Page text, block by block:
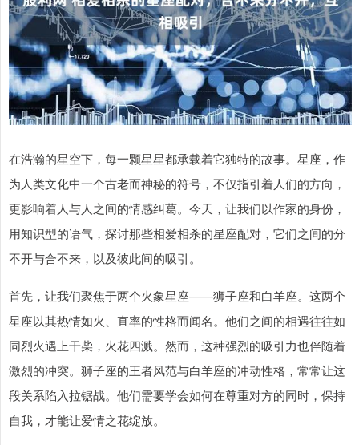
在浩瀚的星空下，每一颗星星都承载着它独特的故事。星座，作
为人类文化中一个古老而神秘的符号，不仅指引着人们的方向，
更影响着人与人之间的情感纠葛。今天，让我们以作家的身份，
用知识型的语气，探讨那些相爱相杀的星座配对，它们之间的分
不开与合不来，以及彼此间的吸引。
首先，让我们聚焦于两个火象星座——狮子座和白羊座。这两个
星座以其热情如火、直率的性格而闻名。他们之间的相遇往往如
同烈火遇上干柴，火花四溅。然而，这种强烈的吸引力也伴随着
激烈的冲突。狮子座的王者风范与白羊座的冲动性格，常常让这
段关系陷入拉锯战。他们需要学会如何在尊重对方的同时，保持
自我，才能让爱情之花绽放。